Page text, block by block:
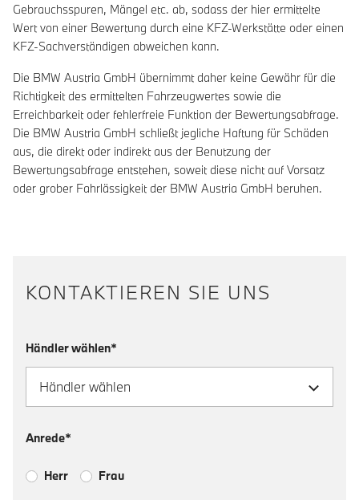
Gebrauchsspuren, Mängel etc. ab, sodass der hier ermittelte
Wert von einer Bewertung durch eine KFZ-Werkstätte oder einen
KFZ-Sachverständigen abweichen kann.
Die BMW Austria GmbH übernimmt daher keine Gewähr für die
Richtigkeit des ermittelten Fahrzeugwertes sowie die
Erreichbarkeit oder fehlerfreie Funktion der Bewertungsabfrage.
Die BMW Austria GmbH schließt jegliche Haftung für Schäden
aus, die direkt oder indirekt aus der Benutzung der
Bewertungsabfrage entstehen, soweit diese nicht auf Vorsatz
oder grober Fahrlässigkeit der BMW Austria GmbH beruhen.
KONTAKTIEREN SIE UNS
Händler wählen*
Anrede*
Herr Frau